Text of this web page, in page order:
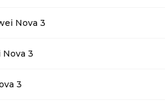
Nova 3
Nova 3
3